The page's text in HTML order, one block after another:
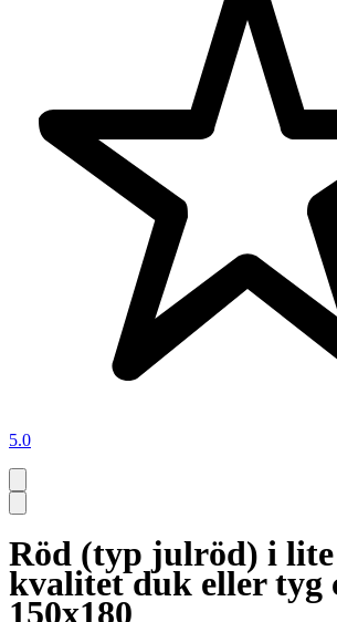
5.0
Röd (typ julröd) i
kvalitet duk eller tyg
150x180